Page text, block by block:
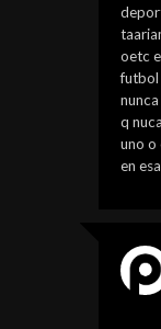
oetc
futbol
q
uno o
en